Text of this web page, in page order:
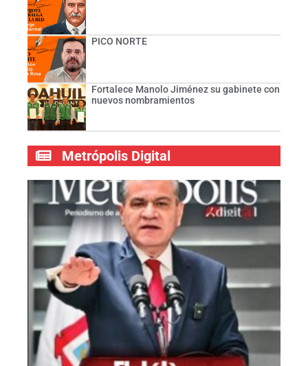
PICO NORTE
Fortalece Manolo Jiménez su gabinete con
nuevos nombramientos
Metrópolis Digital